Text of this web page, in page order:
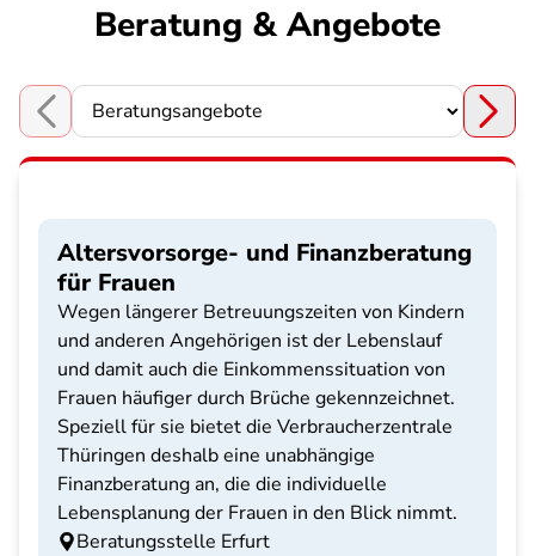
Beratung & Angebote
Choose a section
Altersvorsorge- und Finanzberatung
für Frauen
Wegen längerer Betreuungszeiten von Kindern
und anderen Angehörigen ist der Lebenslauf
und damit auch die Einkommenssituation von
Frauen häufiger durch Brüche gekennzeichnet.
Speziell für sie bietet die Verbraucherzentrale
Thüringen deshalb eine unabhängige
Finanzberatung an, die die individuelle
Lebensplanung der Frauen in den Blick nimmt.
Beratungsstelle Erfurt